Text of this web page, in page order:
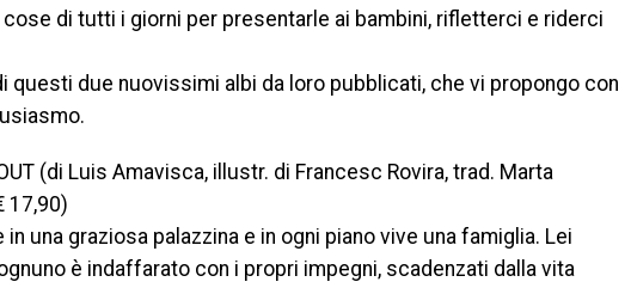
di tutti i giorni per presentarle ai bambini, rifletterci e riderci
questi due nuovissimi albi da loro pubblicati, che vi propongo con
(di Luis Amavisca, illustr. di Francesc Rovira, trad. Marta
17,90)
in una graziosa palazzina e in ogni piano vive una famiglia. Lei
è indaffarato con i propri impegni, scadenzati dalla vita